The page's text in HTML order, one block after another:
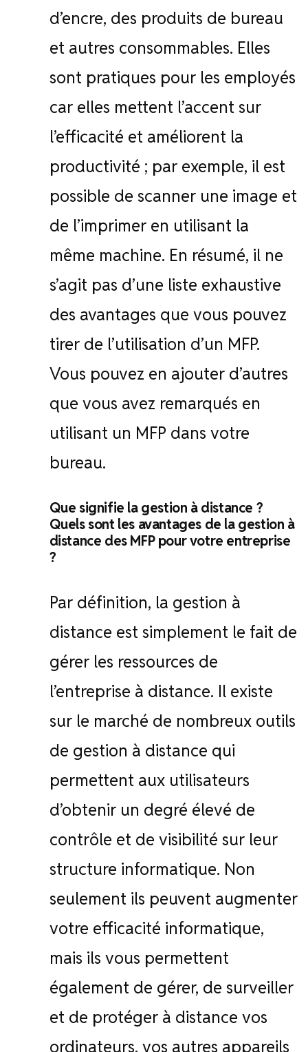
d’encre, des produits de bureau
et autres consommables. Elles
sont pratiques pour les employés
car elles mettent l’accent sur
l’efficacité et améliorent la
productivité ; par exemple, il est
possible de scanner une image et
de l’imprimer en utilisant la
même machine. En résumé, il ne
s’agit pas d’une liste exhaustive
des avantages que vous pouvez
tirer de l’utilisation d’un MFP.
Vous pouvez en ajouter d’autres
que vous avez remarqués en
utilisant un MFP dans votre
bureau.
Que signifie la gestion à distance ?
Quels sont les avantages de la gestion à
distance des MFP pour votre entreprise
?
Par définition, la gestion à
distance est simplement le fait de
gérer les ressources de
l’entreprise à distance. Il existe
sur le marché de nombreux outils
de gestion à distance qui
permettent aux utilisateurs
d’obtenir un degré élevé de
contrôle et de visibilité sur leur
structure informatique. Non
seulement ils peuvent augmenter
votre efficacité informatique,
mais ils vous permettent
également de gérer, de surveiller
et de protéger à distance vos
ordinateurs, vos autres appareils